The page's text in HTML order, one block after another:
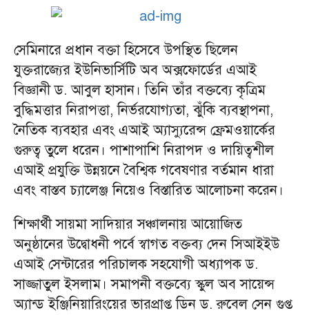
সেমিনারে প্রধান বক্তা হিসেবে উপস্থিত ছিলেন
যুক্তরাজ্যের ইউনিভার্সিটি অব অক্সফোর্ডের এআই
বিজ্ঞানী ড. আবুল হাসান। তিনি তাঁর বক্তব্যে কৃত্রিম
বুদ্ধিমত্তার নিরাপত্তা, নির্ভরযোগ্যতা, ঝুঁকি ব্যবস্থাপনা,
নৈতিক ব্যবহার এবং এআই অ্যাস্যুরেন্স ফ্রেমওয়ার্কের
গুরুত্ব তুলে ধরেন। পাশাপাশি নিরাপদ ও দায়িত্বশীল
এআই প্রযুক্তি উন্নয়নে বৈশ্বিক গবেষণার বর্তমান ধারা
এবং বাস্তব চ্যালেঞ্জ নিয়েও বিস্তারিত আলোচনা করেন।
শিক্ষার্থী সায়মা সাদিয়ার সঞ্চালনায় আয়োজিত
অনুষ্ঠানের উদ্বোধনী পর্বে স্বাগত বক্তব্য দেন সিআইইউ
এআই সেন্টারের পরিচালক সহযোগী অধ্যাপক ড.
সাজ্জাতুল ইসলাম। সমাপনী বক্তব্যে স্কুল অব সায়েন্স
অ্যান্ড ইঞ্জিনিয়ারিংয়ের ভারপ্রাপ্ত ডিন ড. রুবেল সেন গুপ্ত